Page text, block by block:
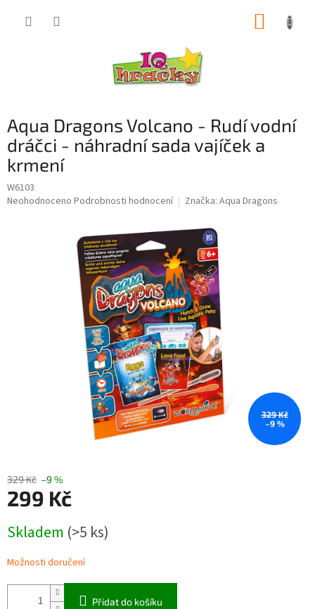
Aqua Dragons Volcano - Rudí vodní
dráčci - náhradní sada vajíček a
krmení
W6103
Průměrné
Neohodnoceno Podrobnosti hodnocení Značka: Aqua Dragons
329 Kč
–9 %
329 Kč –9 %
299 Kč
cena:
Skladem (>5 ks)
Možnosti doručení
Přidat do košíku